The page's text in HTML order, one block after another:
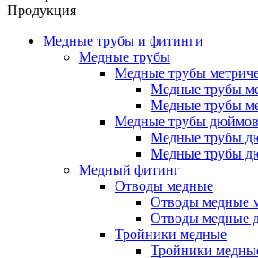
Продукция
Медные трубы и фитинги
Медные трубы
Медные трубы
Медные трубы
Медные трубы
Медные трубы
Медные трубы
Медные трубы
Медный фитинг
Отводы медные
Отводы медные
Отводы медные
Тройники медные
Тройники